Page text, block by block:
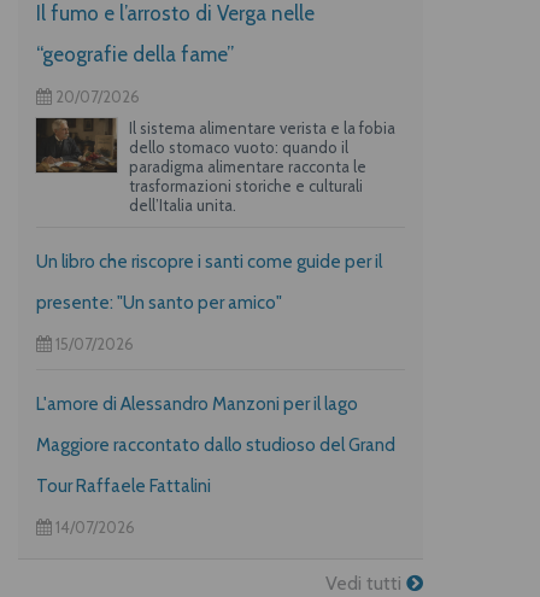
Il fumo e l’arrosto di Verga nelle
“geografie della fame”
20/07/2026
Il sistema alimentare verista e la fobia
dello stomaco vuoto: quando il
paradigma alimentare racconta le
trasformazioni storiche e culturali
dell’Italia unita.
Un libro che riscopre i santi come guide per il
presente: "Un santo per amico"
15/07/2026
L'amore di Alessandro Manzoni per il lago
Maggiore raccontato dallo studioso del Grand
Tour Raffaele Fattalini
14/07/2026
Vedi tutti